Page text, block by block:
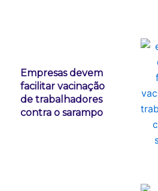
Empresas devem
facilitar vacinação
de trabalhadores
contra o sarampo